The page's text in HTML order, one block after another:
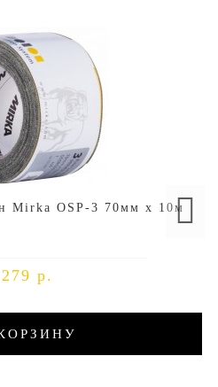
Mirka OSP-3 70мм x 10м
р.